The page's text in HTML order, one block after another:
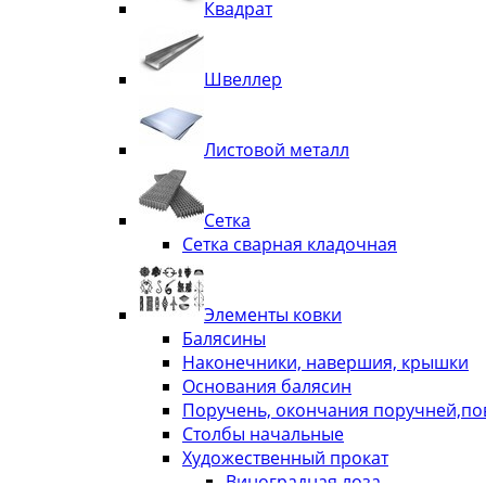
Квадрат
Швеллер
Листовой металл
Сетка
Сетка сварная кладочная
Элементы ковки
Балясины
Наконечники, навершия, крышки
Основания балясин
Поручень, окончания
Столбы начальные
Художественный прокат